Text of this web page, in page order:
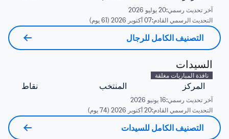
آخر تحديث رسمي:20 يوليو 2026
التحديث الرسمي القادم:07 أكتوبر 2026 (61 يوم)
التصنيف الكامل للرجال
السيدات
نافذة المباريات مغلقة
المركز المنتخب نقاط
آخر تحديث رسمي:16 يونيو 2026
التحديث الرسمي القادم:20 أكتوبر 2026 (74 يوم)
التصنيف الكامل للسيدات